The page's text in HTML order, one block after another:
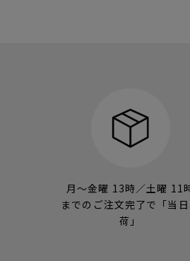
月～金曜 13時／土曜 11
までのご注文完了で「当
荷」